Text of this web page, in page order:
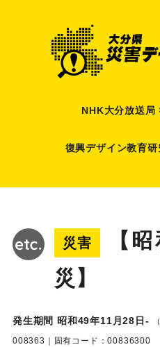
NHK大分放送局
復興デザイン教育
災害
【
災】
発生期間 昭和49年11月28日-
008363｜固有コード：00836300